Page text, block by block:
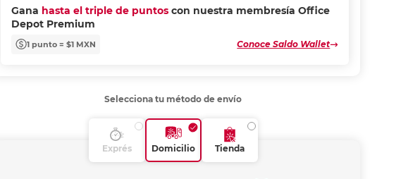
Gana hasta el triple de puntos con nuestra membresía Office
Depot Premium
1 punto = $1 MXN Conoce Saldo Wallet
Selecciona tu método de envío
Exprés Domicilio Tienda